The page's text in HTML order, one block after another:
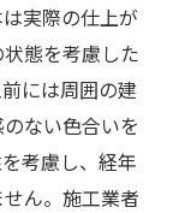
実際の仕上が
態を考慮した
には周囲の建
ない色合いを
考慮し、経年
ん。施工業者